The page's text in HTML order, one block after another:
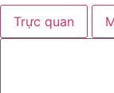
Trực quan